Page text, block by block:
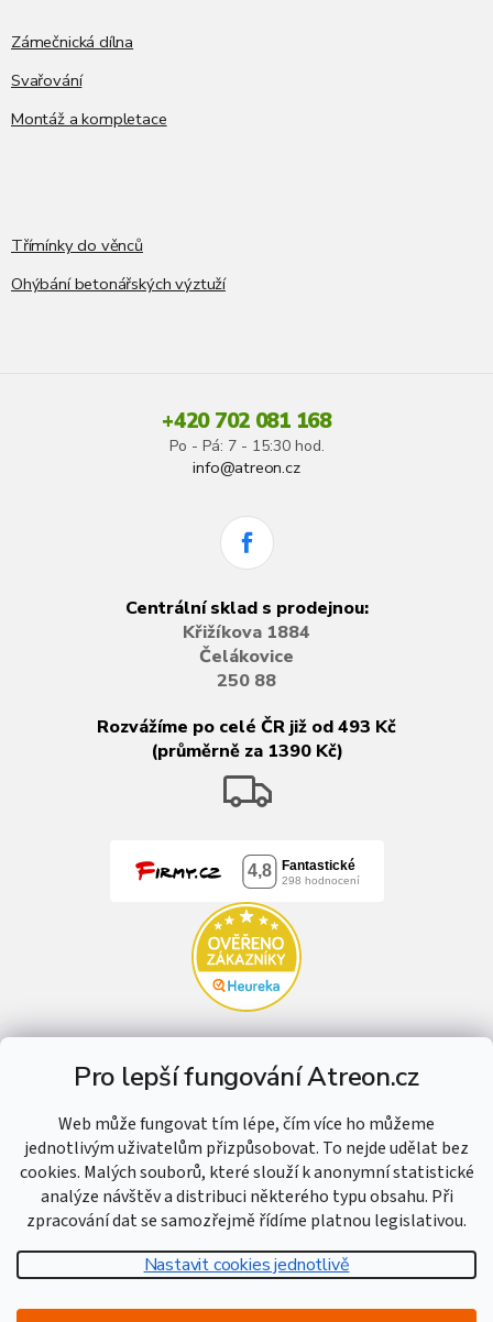
Pro lepší fungování Atreon.cz
Web může fungovat tím lépe, čím více ho můžeme
jednotlivým uživatelům přizpůsobovat. To nejde udělat bez
cookies. Malých souborů, které slouží k anonymní statistické
analýze návštěv a distribuci některého typu obsahu. Při
zpracování dat se samozřejmě řídíme platnou legislativou.
Nastavit cookies jednotlivě
Zámečnická dílna
Svařování
Montáž a kompletace
Třímínky do věnců
Ohýbání betonářských výztuží
+420 702 081 168
Po - Pá: 7 - 15:30 hod.
info@atreon.cz
Centrální sklad s prodejnou:
Křižíkova 1884
Čelákovice
250 88
Rozvážíme po celé ČR již od 493 Kč
(průměrně za 1390 Kč)
Vytvořil Shoptet